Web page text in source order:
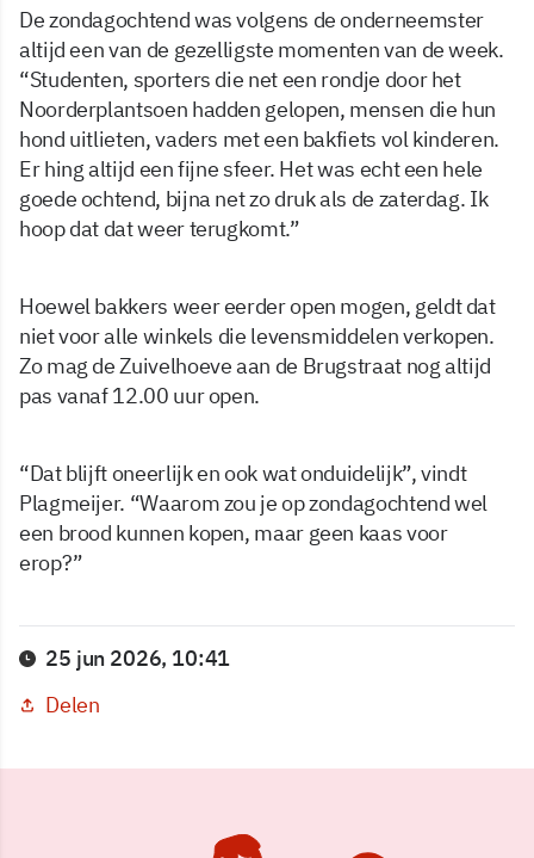
De zondagochtend was volgens de onderneemster
altijd een van de gezelligste momenten van de week.
“Studenten, sporters die net een rondje door het
Noorderplantsoen hadden gelopen, mensen die hun
hond uitlieten, vaders met een bakfiets vol kinderen.
Er hing altijd een fijne sfeer. Het was echt een hele
goede ochtend, bijna net zo druk als de zaterdag. Ik
hoop dat dat weer terugkomt.”
Hoewel bakkers weer eerder open mogen, geldt dat
niet voor alle winkels die levensmiddelen verkopen.
Zo mag de Zuivelhoeve aan de Brugstraat nog altijd
pas vanaf 12.00 uur open.
“Dat blijft oneerlijk en ook wat onduidelijk”, vindt
Plagmeijer. “Waarom zou je op zondagochtend wel
een brood kunnen kopen, maar geen kaas voor
erop?”
25 jun 2026, 10:41
Delen